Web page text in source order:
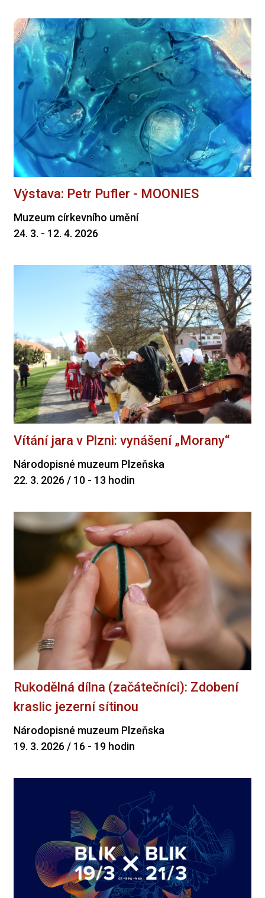
Výstava: Petr Pufler - MOONIES
Muzeum církevního umění
24. 3. - 12. 4. 2026
Vítání jara v Plzni: vynášení „Morany“
Národopisné muzeum Plzeňska
22. 3. 2026 / 10 - 13 hodin
Rukodělná dílna (začátečníci): Zdobení
kraslic jezerní sítinou
Národopisné muzeum Plzeňska
19. 3. 2026 / 16 - 19 hodin